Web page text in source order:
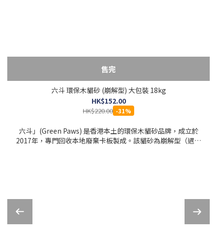
售完
六斗 環保木貓砂 (崩解型) 大包裝 18kg
HK$152.00
HK$220.00 -31%
六斗」(Green Paws) 是香港本土的環保木貓砂品牌，成立於
2017年，專門回收本地廢棄卡板製成。該貓砂為崩解型（遇水